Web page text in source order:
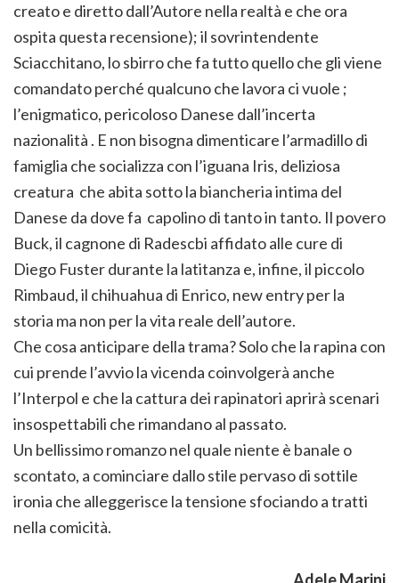
creato e diretto dall’Autore nella realtà e che ora
ospita questa recensione); il sovrintendente
Sciacchitano, lo sbirro che fa tutto quello che gli viene
comandato perché qualcuno che lavora ci vuole ;
l’enigmatico, pericoloso Danese dall’incerta
nazionalità . E non bisogna dimenticare l’armadillo di
famiglia che socializza con l’iguana Iris, deliziosa
creatura che abita sotto la biancheria intima del
Danese da dove fa capolino di tanto in tanto. Il povero
Buck, il cagnone di Radescbi affidato alle cure di
Diego Fuster durante la latitanza e, infine, il piccolo
Rimbaud, il chihuahua di Enrico, new entry per la
storia ma non per la vita reale dell’autore.
Che cosa anticipare della trama? Solo che la rapina con
cui prende l’avvio la vicenda coinvolgerà anche
l’Interpol e che la cattura dei rapinatori aprirà scenari
insospettabili che rimandano al passato.
Un bellissimo romanzo nel quale niente è banale o
scontato, a cominciare dallo stile pervaso di sottile
ironia che alleggerisce la tensione sfociando a tratti
nella comicità.